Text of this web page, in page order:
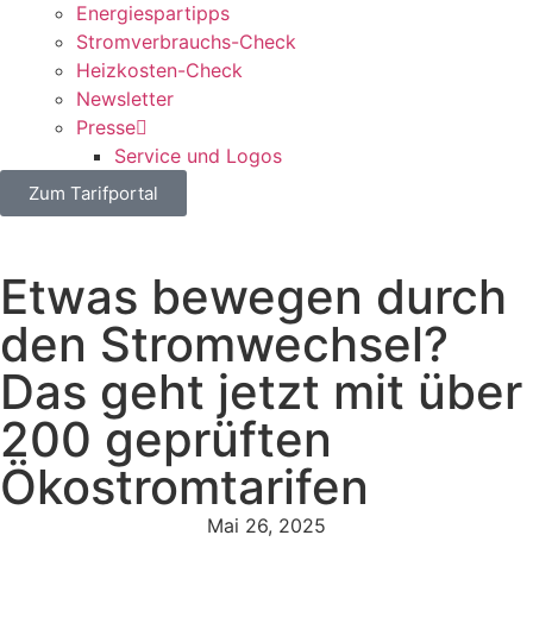
Energiespartipps
Stromverbrauchs-Check
Heizkosten-Check
Newsletter
Presse
Service und Logos
Zum Tarifportal
Etwas bewegen durch
den Stromwechsel?
Das geht jetzt mit über
200 geprüften
Ökostromtarifen
Mai 26, 2025